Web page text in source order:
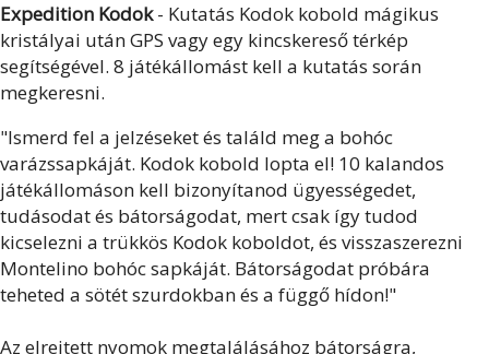
Expedition Kodok- Kutatás Kodok kobold mágikus
kristályai után GPS vagy egy kincskereső térkép
segítségével. 8 játékállomást kell a kutatás során
megkeresni.
"Ismerd fel a jelzéseket és találd meg a bohóc
varázssapkáját. Kodok kobold lopta el! 10 kalandos
játékállomáson kell bizonyítanod ügyességedet,
tudásodat és bátorságodat, mert csak így tudod
kicselezni a trükkös Kodok koboldot, és visszaszerezni
Montelino bohóc sapkáját. Bátorságodat próbára
teheted a sötét szurdokban és a függő hídon!"
Az elrejtett nyomok megtalálásához bátorságra,